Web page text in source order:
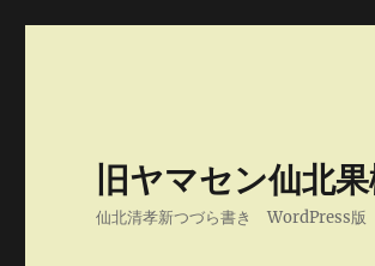
旧ヤマセン仙北
仙北清孝新つづら書き WordPress版